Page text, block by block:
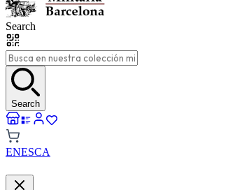
Search
Search
ENESCA